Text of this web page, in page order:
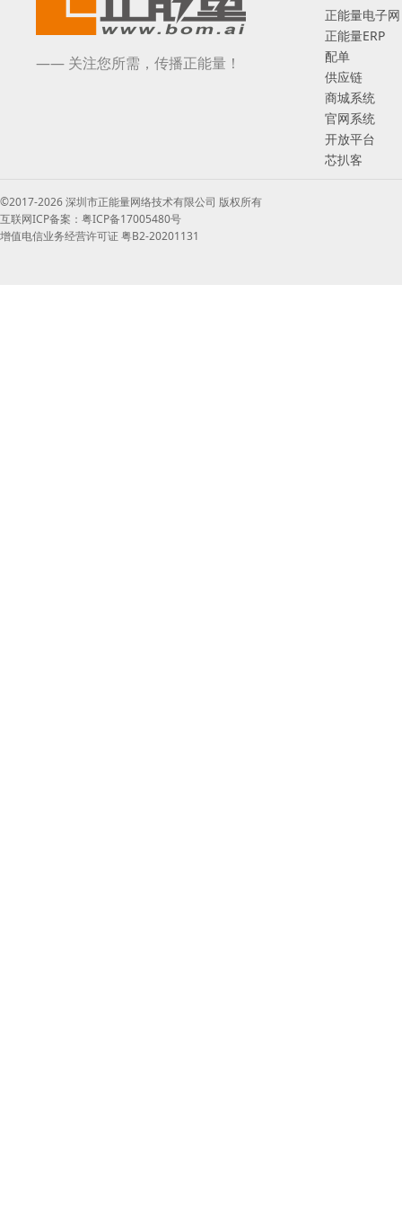
—— 关注您所需，传播正能量！
正能量电子网
正能量ERP
配单
供应链
商城系统
官网系统
开放平台
芯扒客
©2017-2026 深圳市正能量网络技术有限公司 版权所有
互联网ICP备案：粤ICP备17005480号
增值电信业务经营许可证 粤B2-20201131